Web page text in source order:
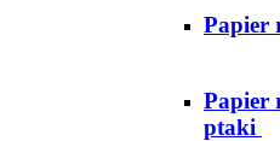
Papier
Papier
ptaki